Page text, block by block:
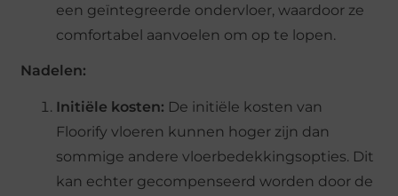
een geïntegreerde ondervloer, waardoor ze
comfortabel aanvoelen om op te lopen.
Nadelen:
Initiële kosten: De initiële kosten van
Floorify vloeren kunnen hoger zijn dan
sommige andere vloerbedekkingsopties. Dit
kan echter gecompenseerd worden door de